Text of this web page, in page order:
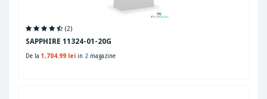
(2)
SAPPHIRE 11324-01-20G
De la 1,704.99 lei in 2 magazine